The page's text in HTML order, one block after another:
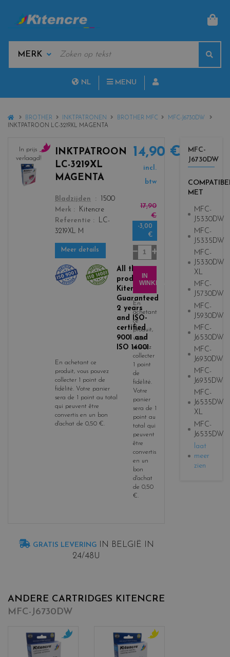
MANUFACTURERS
NL MENU
HOMEBROTHER INKTPATRONEN BROTHER MFC
MFC-J6730DW
INKTPATROON LC-3219XL MAGENTA
In prijs
verlaagd!
INKTPATROON
LC-3219XL
MAGENTA
color
c
Bladzijden
1500
Merk
Kitencre
Referentie
LC-
3219XL M
Meer details
All the
product
Kitencre is
Guaranteed
2 years
and ISO-
certified
9001 and
ISO 14001
En achetant ce
produit, vous pouvez
collecter 1 point de
fidélité. Votre panier
sera de 1 point au total
qui peuvent être
convertis en un bon
d'achat de 0,50 €.
14,90 €
incl.
btw
17,90
€
-3,00
€
Aantal
IN
WINKELWAGEN
En
achetant
ce
produit,
vous
pouvez
collecter
1 point
de
fidélité.
Votre
panier
sera de 1
point au
total qui
peuvent
être
convertis
en un
bon
d'achat
de 0,50
€.
GRATIS LEVERING
IN BELGIË IN
24/48U
ANDERE CARTRIDGES KITENCRE
MFC-J6730DW
MFC-
J6730DW
MET
MFC-
J5330DW
MFC-
J5335DW
MFC-
J5330DW
XL
MFC-
J5730DW
MFC-
J5930DW
MFC-
J6530DW
MFC-
J6930DW
MFC-
J6935DW
MFC-
J6535DW
XL
MFC-
J6535DW
laat
meer
zien